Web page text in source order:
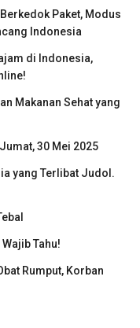
Paket, Modus
Indonesia
di Indonesia,
Makanan Sehat yang
30 Mei 2025
yang Terlibat Judol.
Tahu!
Rumput, Korban